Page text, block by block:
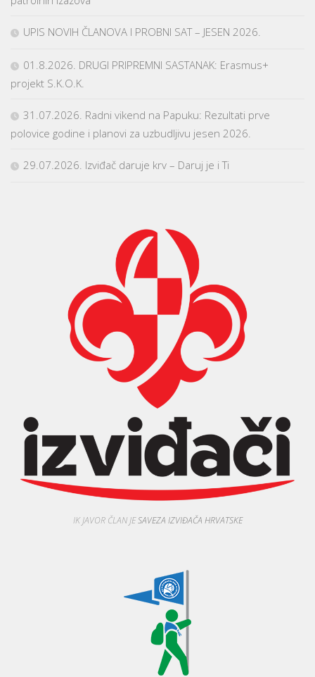
UPIS NOVIH ČLANOVA I PROBNI SAT – JESEN 2026.
01.8.2026. DRUGI PRIPREMNI SASTANAK: Erasmus+
projekt S.K.O.K.
31.07.2026. Radni vikend na Papuku: Rezultati prve
polovice godine i planovi za uzbudljivu jesen 2026.
29.07.2026. Izviđač daruje krv – Daruj je i Ti
IK JAVOR ČLAN JESAVEZA IZVIĐAČA HRVATSKE